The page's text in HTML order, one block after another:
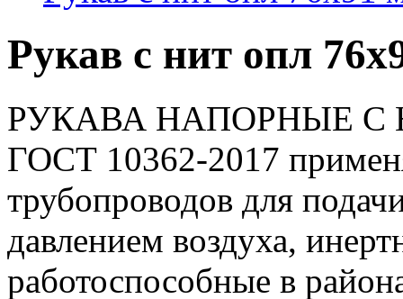
Рукав с нит опл
РУКАВА НАПОРНЫЕ
ГОСТ 10362-2017
трубопроводов для
давлением воздуха,
работоспособные в